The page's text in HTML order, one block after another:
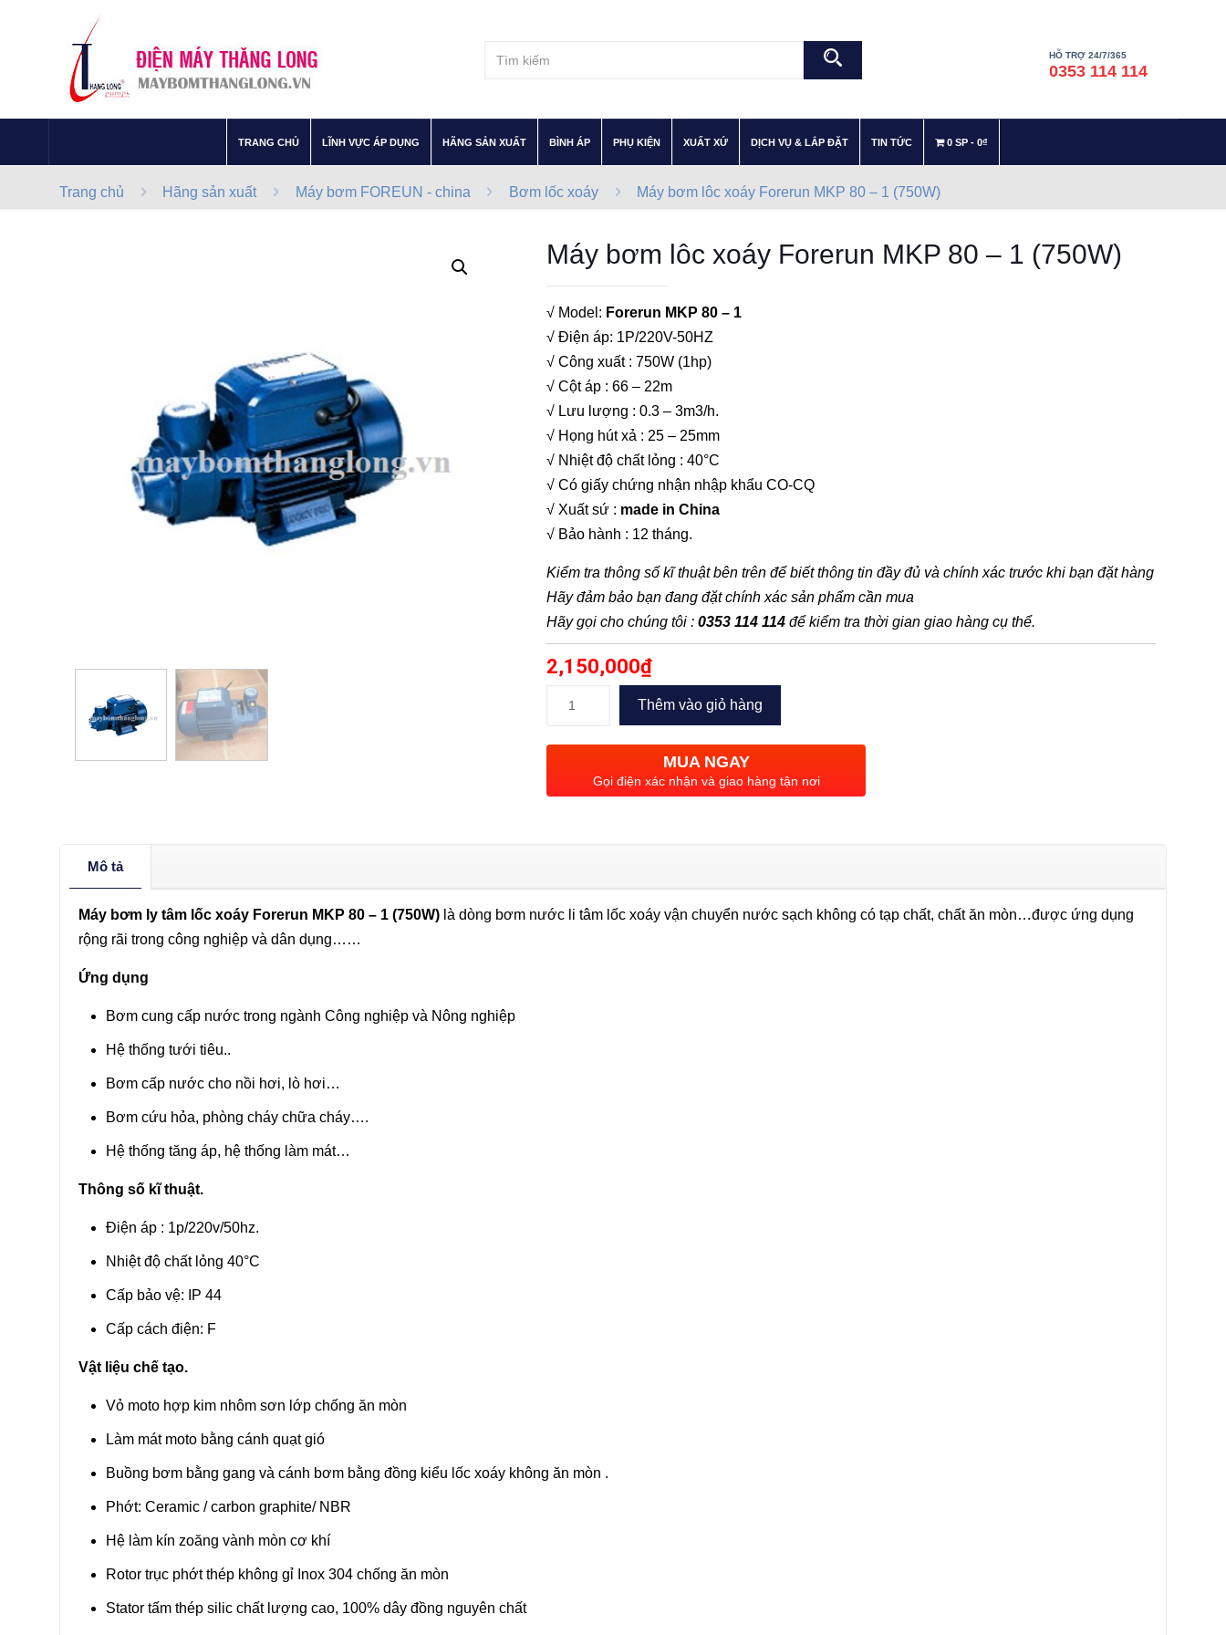
HỖ TRỢ 24/7/365
0353 114 114
TRANG CHỦ LĨNH VỰC ÁP DỤNG HÃNG SẢN XUẤT BÌNH ÁP PHỤ KIỆN XUẤT XỨ– DỊCH VỤ & LẮP ĐẶT TIN TỨC 0 SP 0₫
Trang chủ Hãng sản xuất Máy bơm FOREUN - china Bơm lốc xoáy Máy bơm lôc xoáy Forerun MKP 80 – 1 (750W)
Máy bơm lôc xoáy Forerun MKP 80 – 1 (750W)
√ Model: Forerun MKP 80 – 1
√ Điện áp: 1P/220V-50HZ
√ Công xuất : 750W (1hp)
√ Cột áp : 66 – 22m
√ Lưu lượng : 0.3 – 3m3/h.
√ Họng hút xả : 25 – 25mm
√ Nhiệt độ chất lỏng : 40°C
√ Có giấy chứng nhận nhập khẩu CO-CQ
√ Xuất sứ : made in China
√ Bảo hành : 12 tháng.
Kiểm tra thông số kĩ thuật bên trên để biết thông tin đầy đủ và chính xác trước khi bạn đặt hàng
Hãy đảm bảo bạn đang đặt chính xác sản phẩm cần mua
Hãy gọi cho chúng tôi :0353 114 114 để kiểm tra thời gian giao hàng cụ thể.
2,150,000₫
lôc
Forerun
1
(750W)
Thêm vào giỏ hàng
MUA NGAY
Gọi điện xác nhận và giao hàng tận nơi
Mô tả
Máy bơm ly tâm lốc xoáy Forerun MKP 80 – 1 (750W) là dòng bơm nước li tâm lốc xoáy vận chuyển nước sạch không có tạp chất, chất ăn mòn…được ứng dụng
rộng rãi trong công nghiệp và dân dụng……
Ứng dụng
Bơm cung cấp nước trong ngành Công nghiệp và Nông nghiệp
Hệ thống tưới tiêu..
Bơm cấp nước cho nồi hơi, lò hơi…
Bơm cứu hỏa, phòng cháy chữa cháy….
Hệ thống tăng áp, hệ thống làm mát…
Thông số kĩ thuật.
Điện áp : 1p/220v/50hz.
Nhiệt độ chất lỏng 40°C
Cấp bảo vệ: IP 44
Cấp cách điện: F
Vật liệu chế tạo.
Vỏ moto hợp kim nhôm sơn lớp chống ăn mòn
Làm mát moto bằng cánh quạt gió
Buồng bơm bằng gang và cánh bơm bằng đồng kiểu lốc xoáy không ăn mòn .
Phớt: Ceramic / carbon graphite/ NBR
Hệ làm kín zoăng vành mòn cơ khí
Rotor trục phớt thép không gỉ Inox 304 chống ăn mòn
Stator tấm thép silic chất lượng cao, 100% dây đồng nguyên chất